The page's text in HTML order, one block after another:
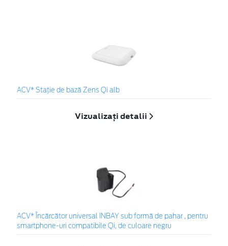
ACV* Stație de bază Zens Qi alb
Vizualizați detalii
ACV* Încărcător universal INBAY sub formă de pahar , pentru
smartphone-uri compatibile Qi, de culoare negru